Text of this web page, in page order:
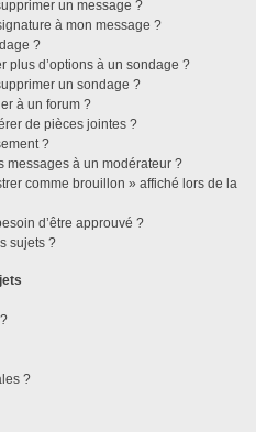
un message ?
à mon message ?
?
plus d’options à un sondage ?
un sondage ?
à un forum ?
de pièces jointes ?
?
messages à un modérateur ?
comme brouillon » affiché lors de la
d’être approuvé ?
sujets ?
?